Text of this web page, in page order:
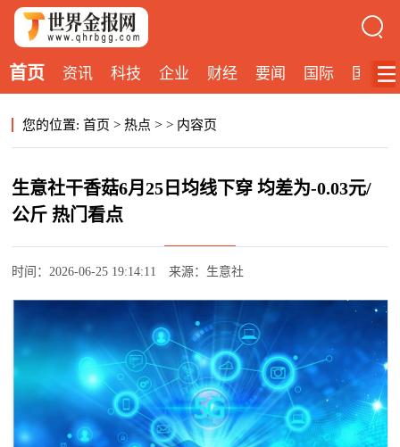
首页 资讯 科技 企业 财经 要闻 国际 国内
您的位置: 首页 > 热点 > > 内容页
生意社干香菇6月25日均线下穿 均差为-0.03元/
公斤 热门看点
时间：2026-06-25 19:14:11 来源：生意社